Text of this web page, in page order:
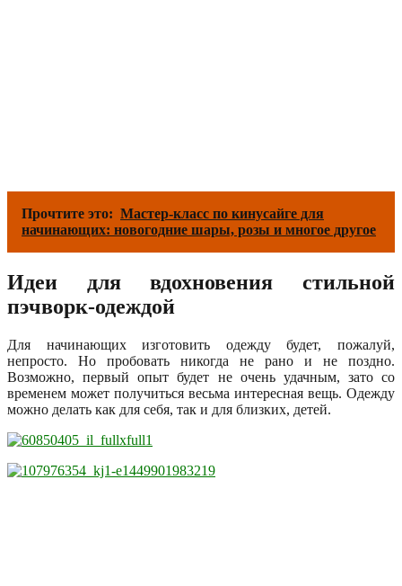
Прочтите это: Мастер-класс по кинусайге для
начинающих: новогодние шары, розы и многое другое
Идеи для вдохновения стильной
пэчворк-одеждой
Для начинающих изготовить одежду будет, пожалуй,
непросто. Но пробовать никогда не рано и не поздно.
Возможно, первый опыт будет не очень удачным, зато со
временем может получиться весьма интересная вещь. Одежду
можно делать как для себя, так и для близких, детей.